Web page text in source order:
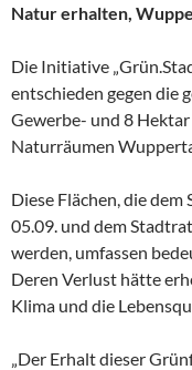
Natur erhalten,
Die Initiative
entschieden gegen die
Gewerbe- und 8
Naturräumen
Diese Flächen, die
05.09. und dem
werden, umfassen
Deren Verlust hätte
Klima und die
„Der Erhalt dieser